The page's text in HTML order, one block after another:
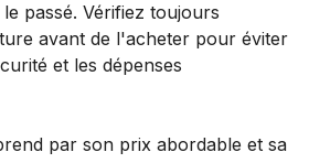
passé. Vérifiez toujours
avant de l'acheter pour éviter
et les dépenses
par son prix abordable et sa